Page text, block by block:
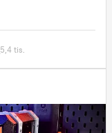
5,4 tis.